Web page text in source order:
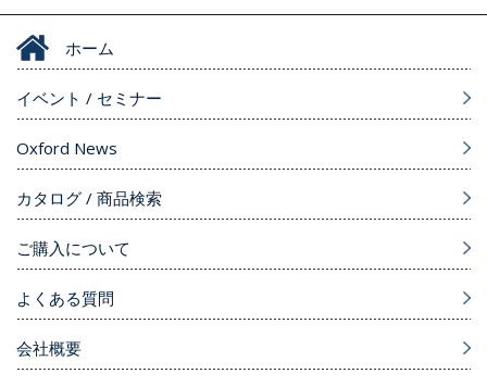
ホーム
イベント / セミナー
Oxford News
カタログ / 商品検索
ご購入について
よくある質問
会社概要